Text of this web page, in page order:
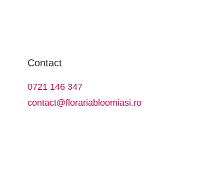
Contact
0721 146 347
contact@florariabloomiasi.ro